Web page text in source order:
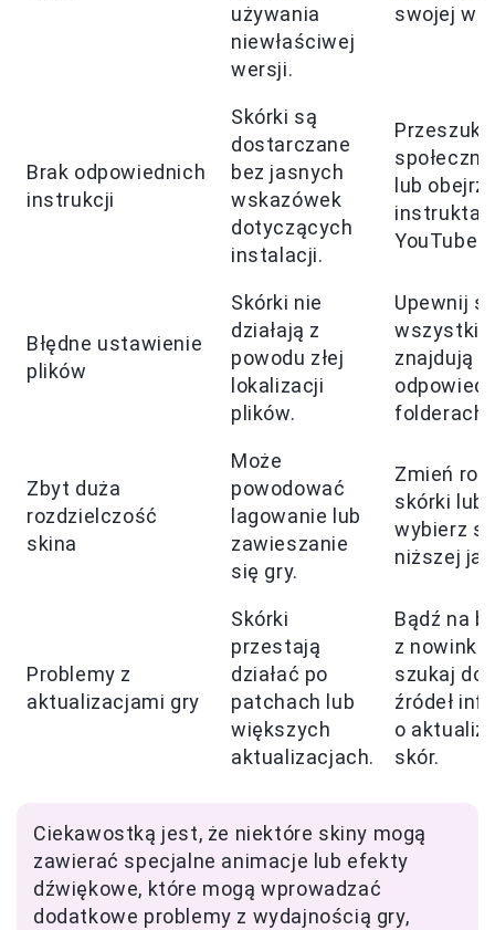
używania
niewłaściwej
wersji.
swojej
Brak odpowiednich
instrukcji
Skórki są
dostarczane
bez jasnych
wskazówek
dotyczących
instalacji.
lub
YouTube.
Błędne ustawienie
plików
Skórki nie
działają z
powodu złej
lokalizacji
plików.
Upewnij
wszystkie
znajdują
folderach.
Zbyt duża
rozdzielczość
skina
Może
powodować
lagowanie lub
zawieszanie
się gry.
Zmień
skórki lub
wybierz
niższej
Problemy z
aktualizacjami gry
Skórki
przestają
działać po
patchach lub
większych
aktualizacjach.
Bądź na
z
szukaj
źródeł
o
skór.
Ciekawostką jest, że niektóre skiny mogą
zawierać specjalne animacje lub efekty
dźwiękowe, które mogą wprowadzać
dodatkowe problemy z wydajnością gry,